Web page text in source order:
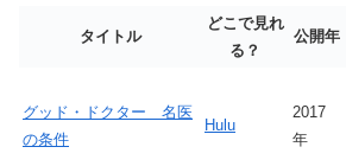
タイトル
どこで見れ
る？
公開年
グッド・ドクター 名医
の条件
Hulu
2017
年